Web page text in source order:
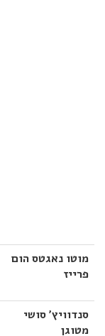
מוטו נאגטס הום
פרייז
סנדוויץ' סושי
מטוגן